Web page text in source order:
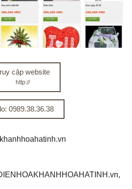
cập website
http://
0989.38.36.38